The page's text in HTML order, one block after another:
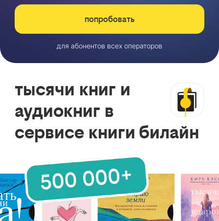
попробовать
для абонентов всех операторов
тысячи книг и
аудиокниг в
сервисе книги билайн